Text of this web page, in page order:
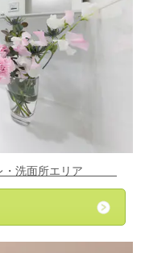
レ・洗面所エリア